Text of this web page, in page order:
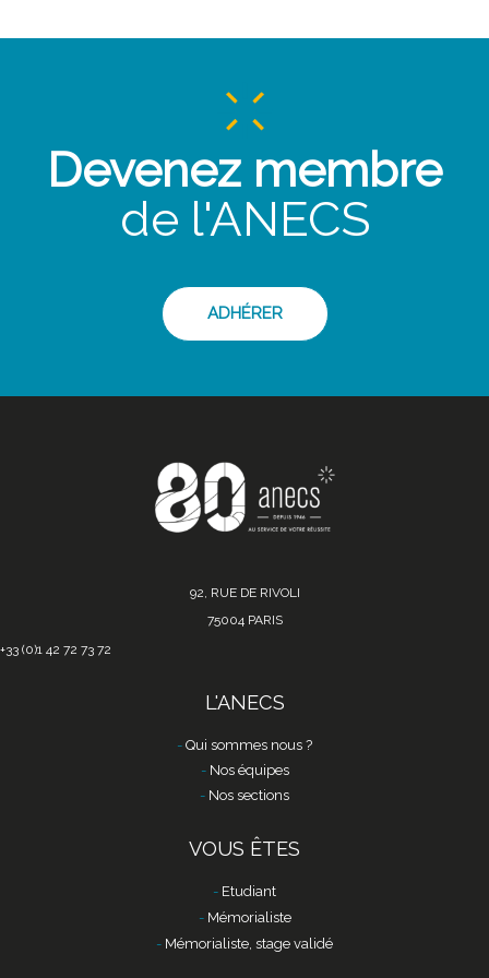
Devenez membre
de l'ANECS
ADHÉRER
92, RUE DE RIVOLI
75004 PARIS
+33 (0)1 42 72 73 72
L'ANECS
Qui sommes nous ?
Nos équipes
Nos sections
VOUS ÊTES
Etudiant
Mémorialiste
Mémorialiste, stage validé